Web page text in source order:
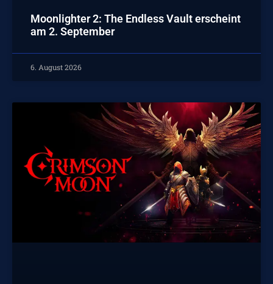
Moonlighter 2: The Endless Vault erscheint
am 2. September
6. August 2026